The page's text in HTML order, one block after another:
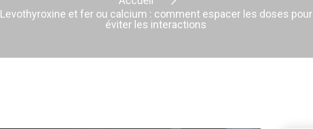
Levothyroxine et fer ou calcium : comment espacer les doses pour
éviter les interactions